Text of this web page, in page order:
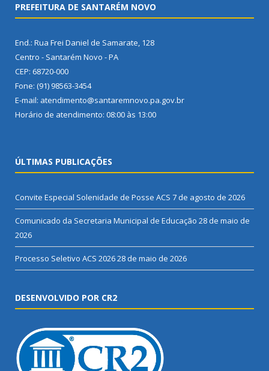
PREFEITURA DE SANTARÉM NOVO
End.: Rua Frei Daniel de Samarate, 128
Centro - Santarém Novo - PA
CEP: 68720-000
Fone: (91) 98563-3454
E-mail: atendimento@santaremnovo.pa.gov.br
Horário de atendimento: 08:00 às 13:00
ÚLTIMAS PUBLICAÇÕES
Convite Especial Solenidade de Posse ACS 7 de agosto de 2026
Comunicado da Secretaria Municipal de Educação 28 de maio de
2026
Processo Seletivo ACS 202628 de maio de 2026
DESENVOLVIDO POR CR2